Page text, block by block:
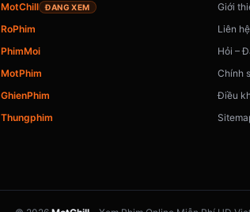
MotChill ĐANG XEM
RoPhim
PhimMoi
MotPhim
GhienPhim
Thungphim
Giới
Liên hệ
Hỏi –
Chính
Điều